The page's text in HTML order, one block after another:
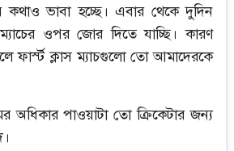
কথাও ভাবা হচ্ছে। এবার থেকে দুদিন
ওপর জোর দিতে যাচ্ছি। কারণ
ফার্স্ট ক্লাস ম্যাচগুলো তো আমাদেরকে
অধিকার পাওয়াটা তো ক্রিকেটার জন্য